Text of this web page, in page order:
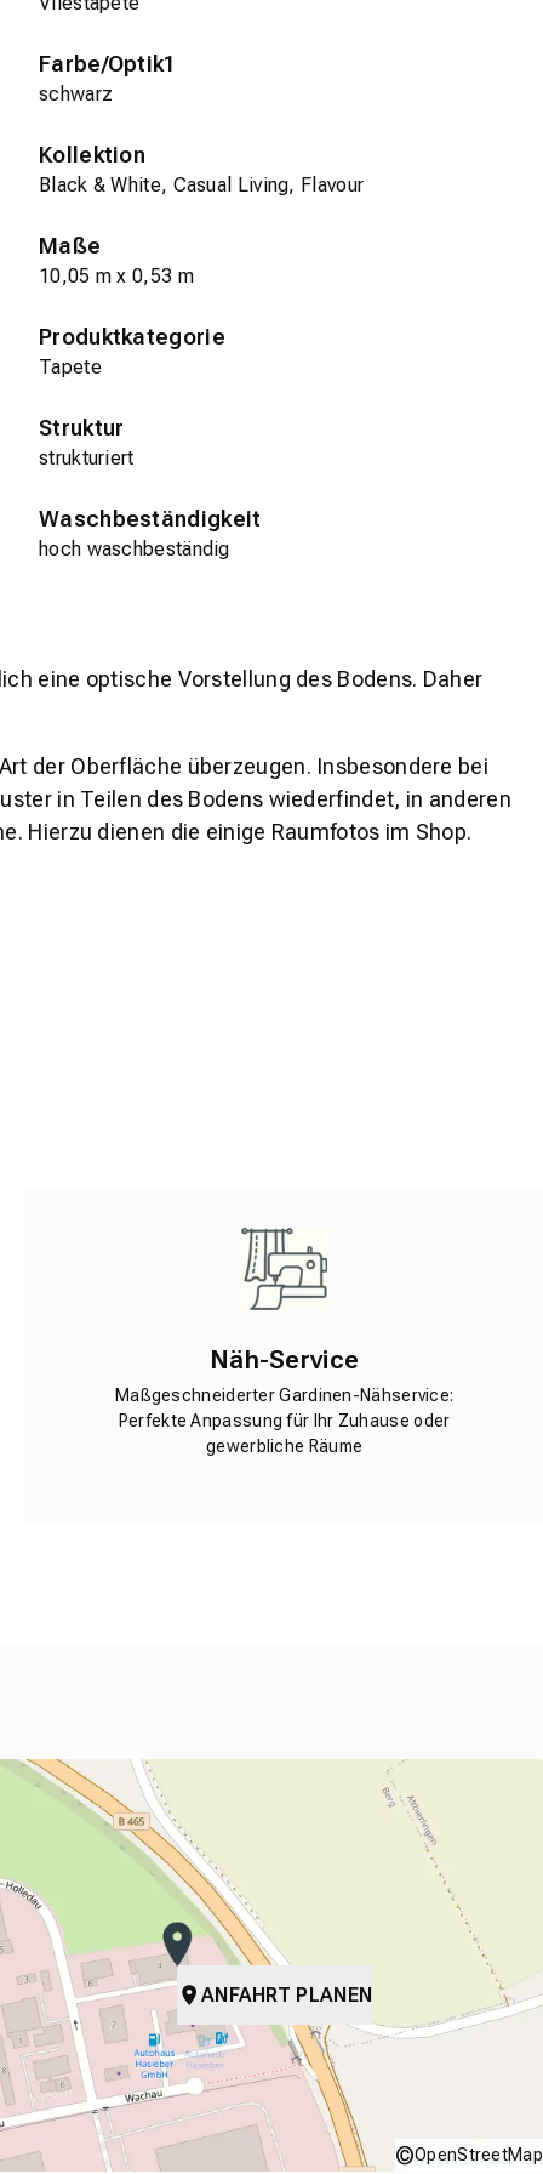
Farbe/Optik1
schwarz
Kollektion
Black & White, Casual Living, Flavour
Maße
10,05 m x 0,53 m
Produktkategorie
Tapete
Struktur
strukturiert
Waschbeständigkeit
hoch waschbeständig
eine optische Vorstellung des Bodens. Daher
der Oberfläche überzeugen. Insbesondere bei
in Teilen des Bodens wiederfindet, in anderen
Hierzu dienen die einige Raumfotos im Shop.
Näh-Service
Maßgeschneiderter Gardinen-Nähservice:
Perfekte Anpassung für Ihr Zuhause oder
gewerbliche Räume
ANFAHRT PLANEN
©OpenStreetMap